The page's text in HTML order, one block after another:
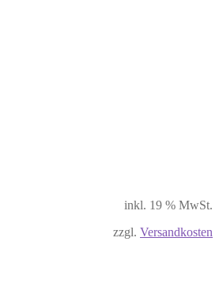
inkl. 19 % MwSt.
zzgl. Versandkosten